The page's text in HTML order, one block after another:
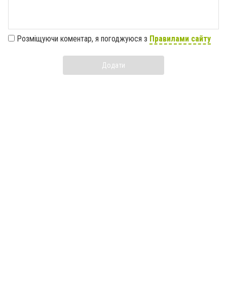
Розміщуючи коментар, я погоджуюся з Правилами сайту
Додати